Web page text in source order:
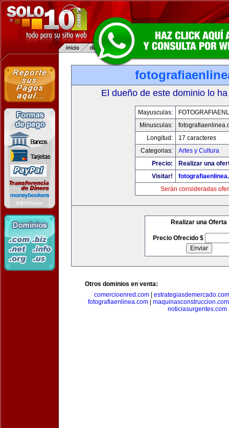
El dueño de este dominio lo
Mayusculas:
Minusculas:
Longitud:
17 caracteres
Categorias:
Artes y Cultura
Precio:
Realizar una
Visitar!
Serán consideradas
Realizar una Oferta
Precio Ofrecido $
Otros dominios en venta:
comercioenred.com| estrategiasdemercado.com
fotografiaenlinea.com
maquinasconstruccion.com
noticiasurgentes.com